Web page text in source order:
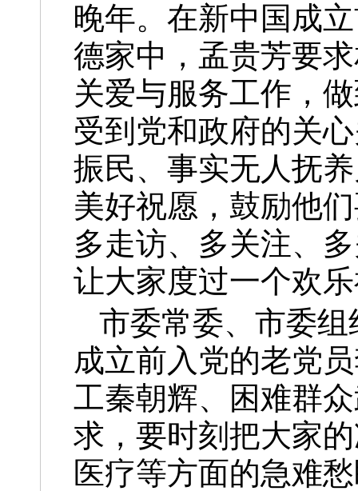
晚年。在新中国成
德家中，孟贵芳要
关爱与服务工作，
受到党和政府的关
振民、事实无人抚
美好祝愿，鼓励他
多走访、多关注、
让大家度过一个欢
市委常委、市委
成立前入党的老党
工秦朝辉、困难群
求，要时刻把大家
医疗等方面的急难